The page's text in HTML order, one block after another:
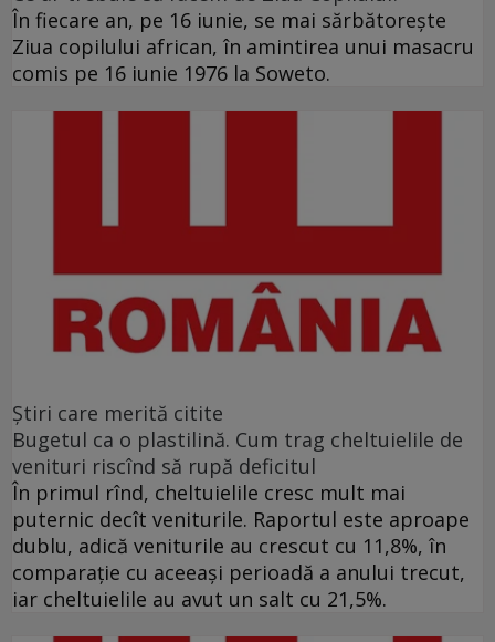
În fiecare an, pe 16 iunie, se mai sărbătoreşte
Ziua copilului african, în amintirea unui masacru
comis pe 16 iunie 1976 la Soweto.
Ştiri care merită citite
Bugetul ca o plastilină. Cum trag cheltuielile de
venituri riscînd să rupă deficitul
În primul rînd, cheltuielile cresc mult mai
puternic decît veniturile. Raportul este aproape
dublu, adică veniturile au crescut cu 11,8%, în
comparație cu aceeași perioadă a anului trecut,
iar cheltuielile au avut un salt cu 21,5%.